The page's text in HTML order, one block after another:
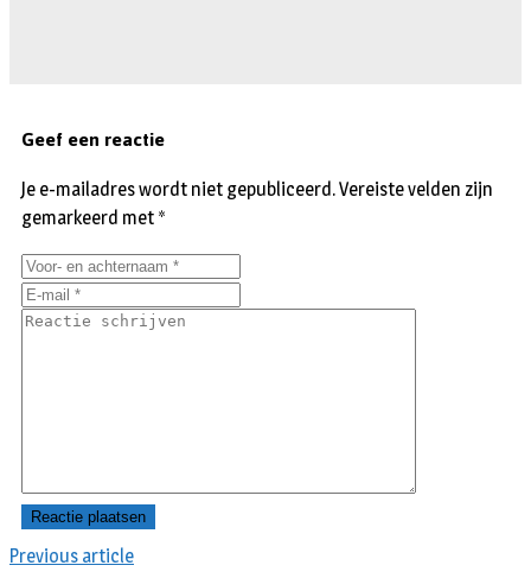
Previous article
Geef een reactie
Je e-mailadres wordt niet gepubliceerd.Vereiste velden zijn
gemarkeerd met *